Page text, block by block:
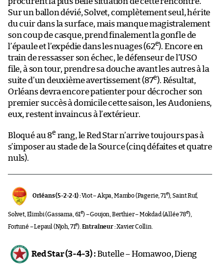
Sur un ballon dévié, Solvet, complètement seul, hérite
du cuir dans la surface, mais manque magistralement
son coup de casque, prend finalement la gonfle de
l’épaule et l’expédie dans les nuages (62e). Encore en
train de ressasser son échec, le défenseur de l’USO
file, à son tour, prendre sa douche avant les autres à la
suite d’un deuxième avertissement (87e). Résultat,
Orléans devra encore patienter pour décrocher son
premier succès à domicile cette saison, les Audoniens,
eux, restent invaincus à l’extérieur.
Bloqué au 8e rang, le Red Star n’arrive toujours pas à
s’imposer au stade de la Source (cinq défaites et quatre
nuls).
Orléans (5-2-2-1) :Viot – Akpa, Mambo (Pagerie, 71e), Saint Ruf,
Solvet, Elimbi (Gassama, 61e) – Goujon, Berthier – Mokdad (Allée 78e),
Fortuné – Lepaul (Njoh, 71e). Entraîneur :Xavier Collin.
Red Star (3-4-3) :Butelle – Homawoo, Dieng